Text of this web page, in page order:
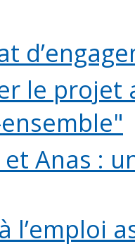
le projet
et Anas :
l’emploi